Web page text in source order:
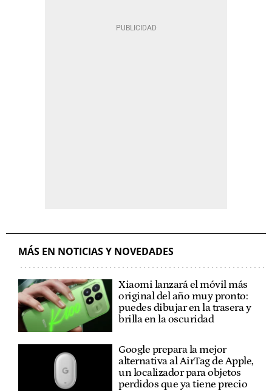
MÁS EN NOTICIAS Y NOVEDADES
Xiaomi lanzará el móvil más
original del año muy pronto:
puedes dibujar en la trasera y
brilla en la oscuridad
Google prepara la mejor
alternativa al AirTag de Apple,
un localizador para objetos
perdidos que ya tiene precio